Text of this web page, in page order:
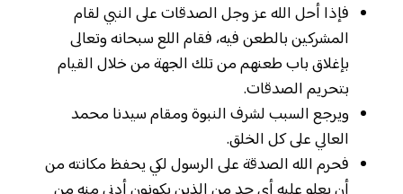
فإذا أحل الله عز وجل الصدقات على النبي لقام
المشركين بالطعن فيه، فقام اللع سبحانه وتعالى
بإغلاق باب طعنهم من تلك الجهة من خلال القيام
بتحريم الصدقات.
ويرجع السبب لشرف النبوة ومقام سيدنا محمد
العالي على كل الخلق.
فحرم الله الصدقة على الرسول لكي يحفظ مكانته من